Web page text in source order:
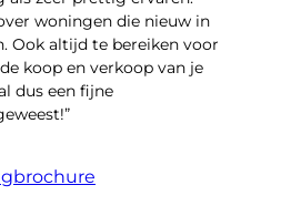
woningen die nieuw in
Ook altijd te bereiken voor
koop en verkoop van je
dus een fijne